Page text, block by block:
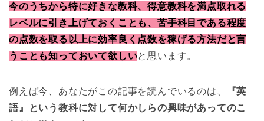
今のうちから特に好きな教科、得意教科を満点取れる
レベルに引き上げておくことも、苦手科目である程度
の点数を取る以上に効率良く点数を稼げる方法だと言
うことも知っておいて欲しいと思います。
例えば今、あなたがこの記事を読んでいるのは、
『英
語』という教科に対して何かしらの興味があってのこ